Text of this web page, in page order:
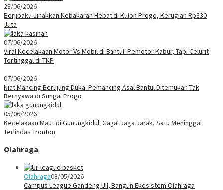
28/06/2026
Berjibaku Jinakkan Kebakaran Hebat di Kulon Progo, Kerugian Rp330
Juta
07/06/2026
Viral Kecelakaan Motor Vs Mobil di Bantul: Pemotor Kabur, Tapi Celurit
Tertinggal di TKP
07/06/2026
Niat Mancing Berujung Duka: Pemancing Asal Bantul Ditemukan Tak
Bernyawa di Sungai Progo
05/06/2026
Kecelakaan Maut di Gunungkidul: Gagal Jaga Jarak, Satu Meninggal
Terlindas Tronton
Olahraga
Olahraga08/05/2026
Campus League Gandeng UII, Bangun Ekosistem Olahraga